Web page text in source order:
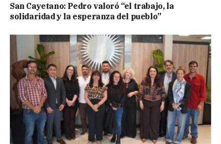
San Cayetano: Pedro valoró “el trabajo, la
solidaridad y la esperanza del pueblo”